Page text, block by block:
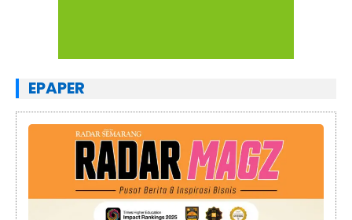
EPAPER